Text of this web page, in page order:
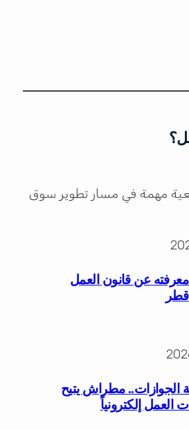
عن قانون العمل
الجوازات.. مطراش يتيح
العمل إلكترونياً